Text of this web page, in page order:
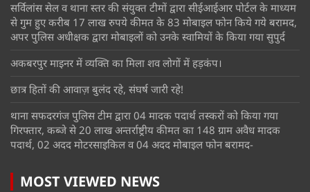
सर्विलांस सेल व थाना स्तर की संयुक्त टीमों द्वारा सीईआईआर पोर्टल के माध्यम
से गुम हुए करीब 17 लाख रुपये कीमत के 83 मोबाइल फोन किये गये बरामद,
अपर पुलिस अधीक्षक द्वारा मोबाइलों को उनके स्वामियों के किया गया सुपुर्द
अकबरपुर माइनर में व्यक्ति का मिला शव लोगों में हड़कंप।
छात्र हितों की आवाज़ बुलंद रहे, संघर्ष जारी रहे!
थाना सफदरगंज पुलिस टीम द्वारा 04 मादक पदार्थ तस्करों को किया गया
गिरफ्तार, कब्जे से 20 लाख अन्तर्राष्ट्रीय कीमत का 148 ग्राम अवैध मादक
पदार्थ, 02 अदद मोटरसाइकिल व 04 अदद मोबाइल फोन बरामद-
MOST VIEWED NEWS